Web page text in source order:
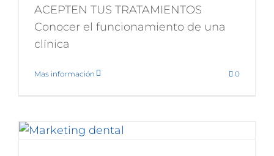
ACEPTEN TUS TRATAMIENTOS
Conocer el funcionamiento de una
clínica
Mas información 0